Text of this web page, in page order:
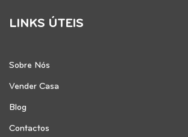
LINKS ÚTEIS
Sobre Nós
Vender Casa
Blog
Contactos